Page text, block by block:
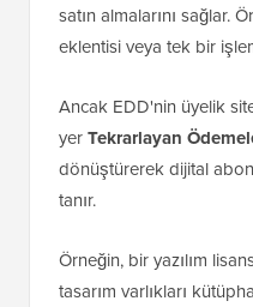
satın almalarını sağlar.
eklentisi veya tek bir
Ancak EDD'nin üyelik
yerTekrarlayan
dönüştürerek dijital
tanır.
Örneğin, bir yazılım
tasarım varlıkları